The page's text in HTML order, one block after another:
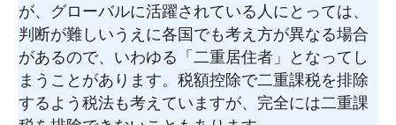
が、グローバルに活躍されている人にとっては、
判断が難しいうえに各国でも考え方が異なる場合
があるので、いわゆる「二重居住者」となってし
まうことがあります。 税額控除で二重課税を排除
するよう税法も考えていますが、完全には二重課